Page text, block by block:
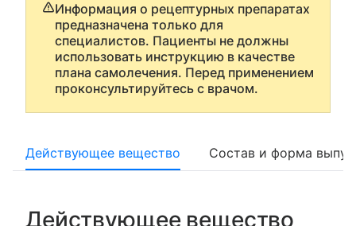
Информация о рецептурных препаратах
предназначена только для
специалистов. Пациенты не должны
использовать инструкцию в качестве
плана самолечения. Перед применением
проконсультируйтесь с врачом.
Действующее вещество Состав и форма
Действующее вещество